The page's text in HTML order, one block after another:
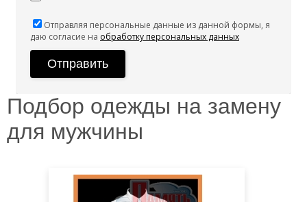
Отправляя персональные данные из данной формы, я
даю согласие на обработку персональных данных
Подбор одежды на замену
для мужчины